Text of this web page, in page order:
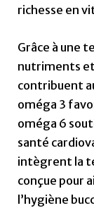
richesse en
Grâce à une
nutriments et
contribuent
oméga 3
oméga 6
santé
intègrent la
conçue pour
l’hygiène